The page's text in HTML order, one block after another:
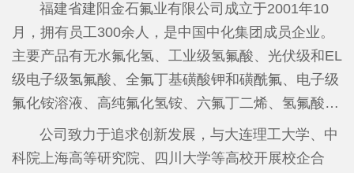
福建省建阳金石氟业有限公司成立于2001年10
月，拥有员工300余人，是中国中化集团成员企业。
主要产品有无水氟化氢、工业级氢氟酸、光伏级和EL
级电子级氢氟酸、全氟丁基磺酸钾和磺酰氟、电子级
氟化铵溶液、高纯氟化氢铵、六氟丁二烯、氢氟酸吡
啶等。2025年全年产值达7亿元、税收1500万元。
公
司先后荣获国家级高新技术企业、工信部“专精特
公司致力于追求创新发展，与大连理工大学、中
科院上海高等研究院、四川大学等高校开展校企合